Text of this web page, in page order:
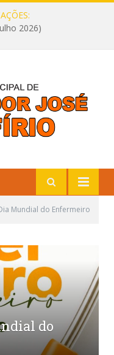
2026)
Mundial do Enfermeiro
do